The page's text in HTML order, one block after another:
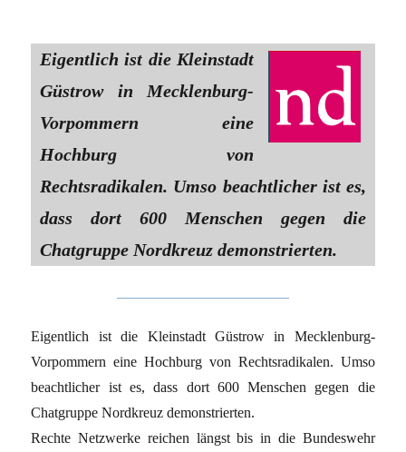
Eigentlich ist die Kleinstadt
Güstrow in Mecklenburg-
Vorpommern eine
Hochburg von
Rechtsradikalen. Umso beachtlicher ist es,
dass dort 600 Menschen gegen die
Chatgruppe Nordkreuz demonstrierten.
Eigentlich ist die Kleinstadt Güstrow in Mecklenburg-
Vorpommern eine Hochburg von Rechtsradikalen. Umso
beachtlicher ist es, dass dort 600 Menschen gegen die
Chatgruppe Nordkreuz demonstrierten.
Rechte Netzwerke reichen längst bis in die Bundeswehr